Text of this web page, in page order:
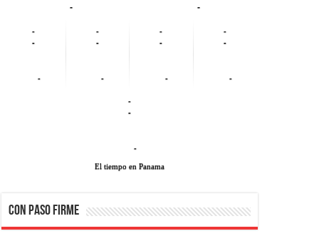
-
-
-
-
-
-
-
-
-
-
-
-
-
-
-
-
-
El tiempo en Panama
CON PASO FIRME